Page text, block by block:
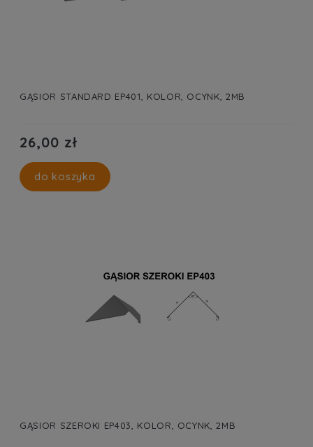
GĄSIOR STANDARD EP401, KOLOR, OCYNK, 2MB
26,00 zł
do koszyka
GĄSIOR SZEROKI EP403, KOLOR, OCYNK, 2MB